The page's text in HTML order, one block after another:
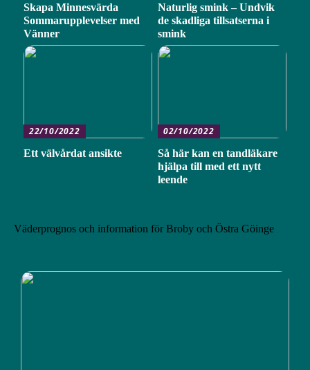
Skapa Minnesvärda
Sommarupplevelser med
Vänner
Naturlig smink – Undvik
de skadliga tillsatserna i
smink
22/10/2022
Ett välvårdat ansikte
02/10/2022
Så här kan en tandläkare
hjälpa till med ett nytt
leende
Väderprognos och information för Broby och Östra Göinge